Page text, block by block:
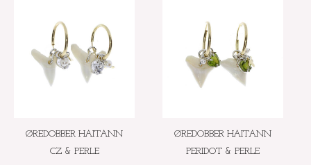
ØREDOBBER HAITANN
CZ & PERLE
ØREDOBBER HAITANN
PERIDOT & PERLE